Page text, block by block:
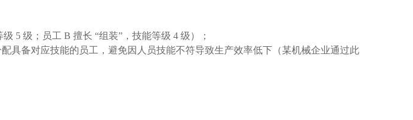
5 级；员工 B 擅长 “组装”，技能等级 4 级）；
具备对应技能的员工，避免因人员技能不符导致生产效率低下（某机械企业通过此